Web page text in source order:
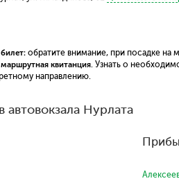
обратите внимание, при посадке
маршрутная квитанция. Узнать о
направлению.
автовокзала Нурлата